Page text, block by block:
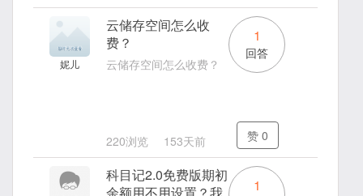
妮儿
云储存空间怎么收
费？
云储存空间怎么收费？
220浏览 153天前
1
回答
赞 0
科目记2.0免费版期初
1